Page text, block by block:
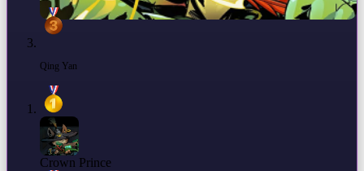
Qing Yan
Crown Prince